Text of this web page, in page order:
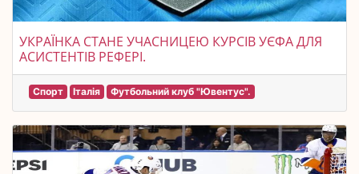
УКРАЇНКА СТАНЕ УЧАСНИЦЕЮ КУРСІВ УЄФА ДЛЯ
АСИСТЕНТІВ РЕФЕРІ.
Спорт Італія Футбольний клуб "Ювентус".